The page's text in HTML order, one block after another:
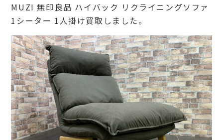
MUZI 無印良品 ハイバック リクライニングソファ
1シーター 1人掛け買取しました。